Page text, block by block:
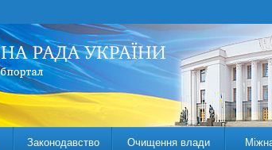
Законодавство Очищення влади